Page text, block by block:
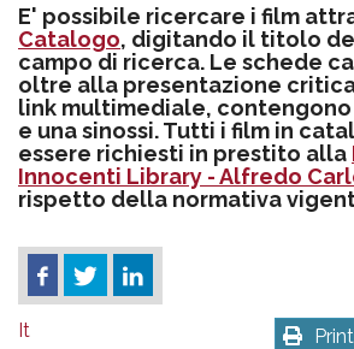
E' possibile ricercare i film
Catalogo, digitando il titolo
campo di ricerca. Le schede
oltre alla presentazione
link multimediale,
e una sinossi. Tutti i film in
essere richiesti in prestito alla
Innocenti Library - Alfredo
rispetto della normativa
It